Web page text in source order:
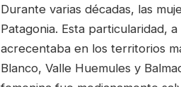
Durante varias décadas, las
Patagonia. Esta particularidad,
acrecentaba en los territorios
Blanco, Valle Huemules y